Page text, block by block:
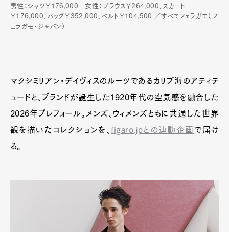
男性：シャツ￥176,000 女性：ブラウス￥264,000、スカート
￥176,000、バッグ￥352,000、ベルト￥104,500 ／すべてフェラガモ（フ
ェラガモ・ジャパン）
マクシミリアン・デイヴィスのルーツであるカリブ海のアティテ
ュードと、ブランドが誕生した1920年代の空気感を融合した
2026年プレフォール。メンズ、ウィメンズともに共通した世界
観を描いたコレクションを、figaro.jpとの連動企画 で届け
る。